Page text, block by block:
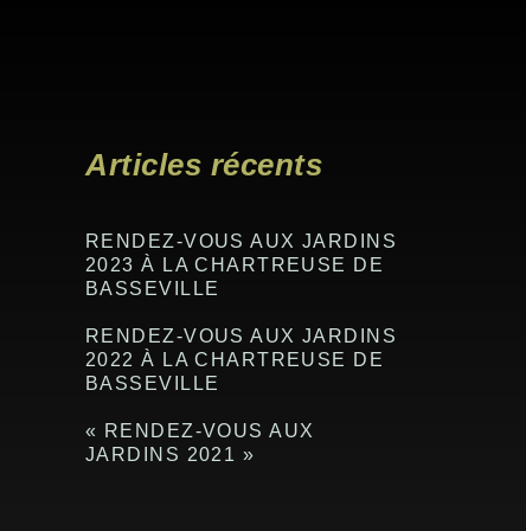
Articles récents
RENDEZ-VOUS AUX JARDINS
2023 À LA CHARTREUSE DE
BASSEVILLE
RENDEZ-VOUS AUX JARDINS
2022 À LA CHARTREUSE DE
BASSEVILLE
« RENDEZ-VOUS AUX
JARDINS 2021 »